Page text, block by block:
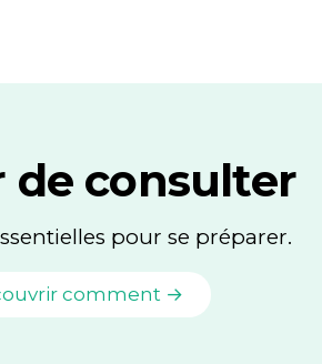
de consulter
pour se préparer.
comment →